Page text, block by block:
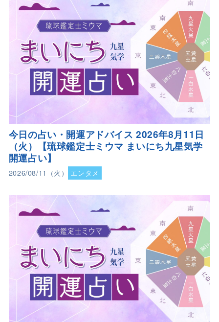
今日の占い・開運アドバイス 2026年8月11日
（火）【琉球鑑定士ミウマ まいにち九星気学
開運占い】
2026/08/11（火） エンタメ